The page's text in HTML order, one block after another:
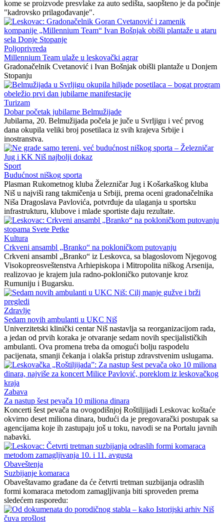
kome se proizvode presvlake za auto sedišta, saopšteno je da počinje
"kadrovsko prilagođavanje".
Poljoprivreda
Millennium Team ulaže u leskovački agrar
Gradonačelnik Cvetanović i Ivan Bošnjak obišli plantaže u Donjem
Stopanju
Turizam
Dobar početak jubilarne Belmužijade
Jubilarna, 20. Belmužijada počela je juče u Svrljigu i već prvog
dana okupila veliki broj posetilaca iz svih krajeva Srbije i
inostranstva.
Sport
Budućnost niškog sporta
Plasman Rukometnog kluba Železničar Jug i Košarkaškog kluba
Niš u najviši rang takmičenja u Srbiji, prema oceni gradonačelnika
Niša Dragoslava Pavlovića, potvrđuje da ulaganja u sportsku
infrastrukturu, klubove i mlade sportiste daju rezultate.
Kultura
Crkveni ansambl „Branko“ na pokloničkom putovanju
Crkveni ansambl „Branko“ iz Leskovca, sa blagoslovom Njegovog
Visokopreosveštenstva Arhiepiskopa i Mitropolita niškog Arsenija,
realizovao je krajem jula radno-pokloničko putovanje kroz
Rumuniju i Bugarsku.
Zdravlje
Sedam novih ambulanti u UKC Niš
Univerzitetski klinički centar Niš nastavlja sa reorganizacijom rada,
a jedan od prvih koraka je otvaranje sedam novih specijalističkih
ambulanti. Ova promena treba da omogući bolju raspodelu
pacijenata, smanji čekanja i olakša pristup zdravstvenim uslugama.
Zabava
Za nastup šest pevača 10 miliona dinara
Koncerti šest pevača na ovogodišnjoj Roštiljijadi Leskovac koštaće
okvirno deset miliona dinara, budući da je pregovarački postupak sa
agencijama koje ih zastupaju još u toku, navodi se na Portalu javnih
nabavki.
Obaveštenja
Suzbijanje komaraca
Obaveštavamo građane da će četvrti tretman suzbijanja odraslih
formi komaraca metodom zamagljivanja biti sproveden prema
sledećem rasporedu: